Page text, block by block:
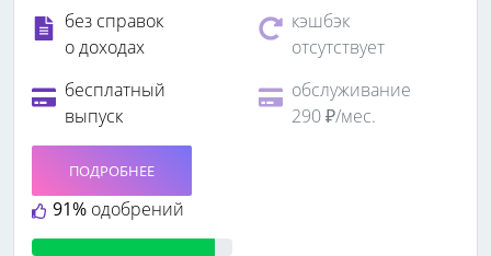
без справок
о доходах
кэшбэк
отсутствует
бесплатный
выпуск
обслуживание
290 ₽/мес.
91% одобрений
ПОДРОБНЕЕ